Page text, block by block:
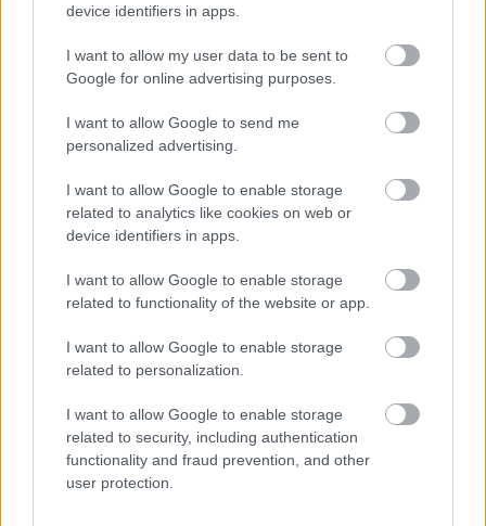
device identifiers in apps.
I want to allow my user data to be sent to
Google for online advertising purposes.
I want to allow Google to send me
personalized advertising.
I want to allow Google to enable storage
related to analytics like cookies on web or
device identifiers in apps.
I want to allow Google to enable storage
related to functionality of the website or app.
I want to allow Google to enable storage
related to personalization.
I want to allow Google to enable storage
related to security, including authentication
functionality and fraud prevention, and other
user protection.
Pridajte túto surovinu do prania, obliečky
budú hladšie a pevnejšie. Starý trik z
hotelov poznali už naše babičky